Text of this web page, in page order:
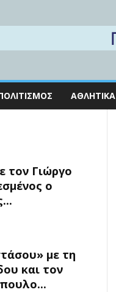
ΑΘΛΗΤΙΚΆ
τον Γιώργο
ο
με τη
και τον